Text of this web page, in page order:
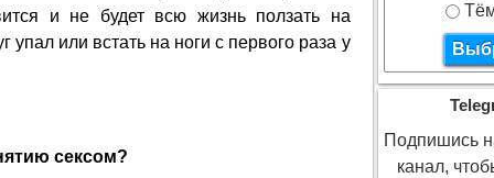
и не будет всю жизнь ползать на
упал или встать на ноги с первого раза у
сексом?
Подпишись
канал,